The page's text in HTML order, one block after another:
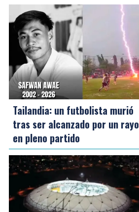
Tailandia: un futbolista murió
tras ser alcanzado por un rayo
en pleno partido